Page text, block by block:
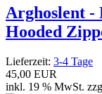
Arghoslent -
Hooded
Lieferzeit: 3-4 Tage
45,00 EUR
inkl. 19 % MwSt.